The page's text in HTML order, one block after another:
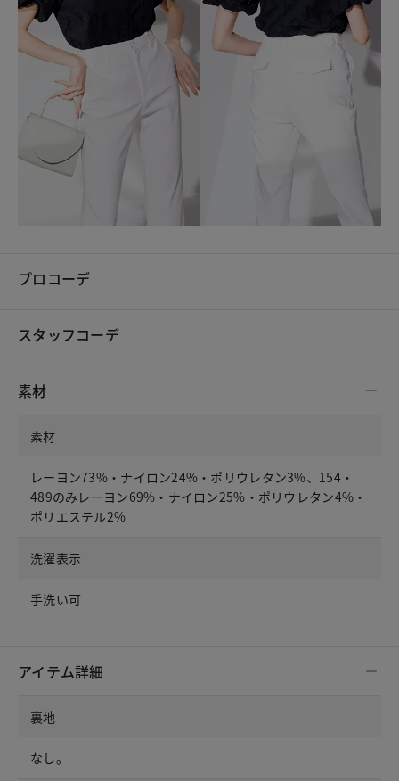
プロコーデ
スタッフコーデ
素材
素材
レーヨン73%・ナイロン24%・ポリウレタン3%、154・
489のみレーヨン69%・ナイロン25%・ポリウレタン4%・
ポリエステル2%
洗濯表示
手洗い可
アイテム詳細
裏地
なし。